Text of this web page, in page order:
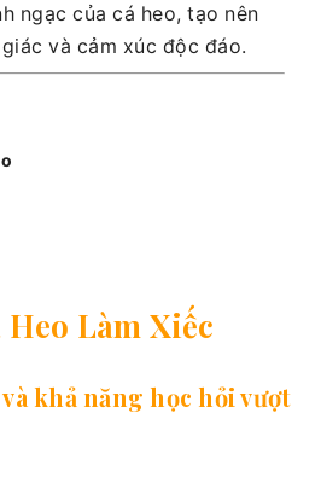
ngạc của cá heo, tạo nên
và cảm xúc độc đáo.
Heo Làm Xiếc
khả năng học hỏi vượt